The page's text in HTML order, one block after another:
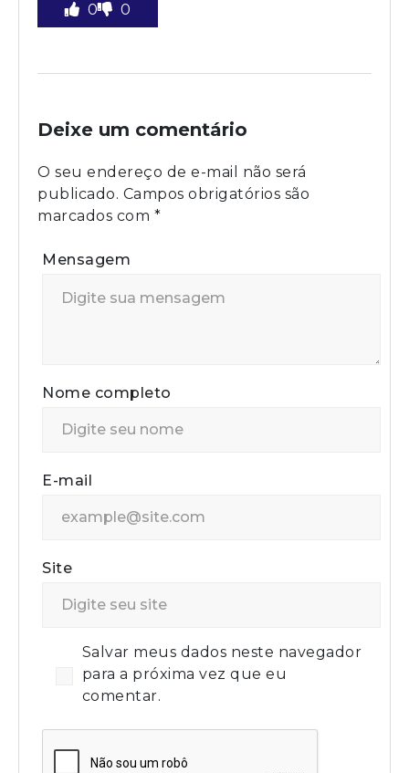
0 0
Deixe um comentário
O seu endereço de e-mail não será
publicado. Campos obrigatórios são
marcados com *
Mensagem
Nome completo
E-mail
Site
Salvar meus dados neste navegador
para a próxima vez que eu
comentar.